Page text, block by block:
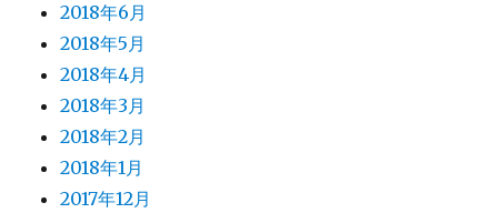
2018年6月
2018年5月
2018年4月
2018年3月
2018年2月
2018年1月
2017年12月